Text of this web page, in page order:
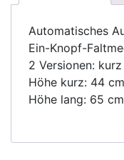
Automatisches
Ein-Knopf-
2 Versionen:
Höhe kurz: 44 cm
Höhe lang: 65 cm